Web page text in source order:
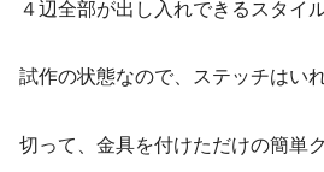
４辺全部が出し入れできるスタイ
試作の状態なので、ステッチはい
切って、金具を付けただけの簡単